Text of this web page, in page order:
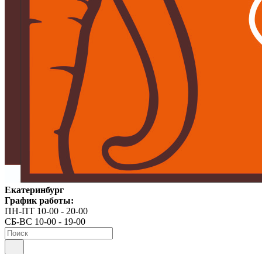
Екатеринбург
График работы:
ПН-ПТ 10-00 - 20-00
СБ-ВС 10-00 - 19-00